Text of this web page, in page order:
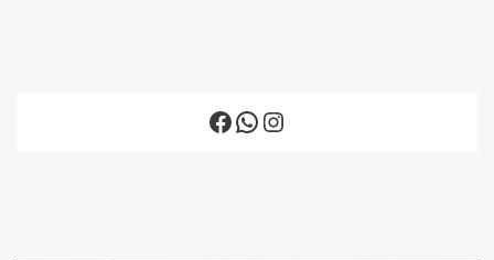
Facebook
WhatsApp
Instagram